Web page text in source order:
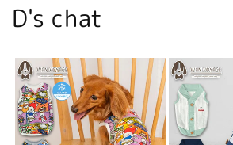
D's chat